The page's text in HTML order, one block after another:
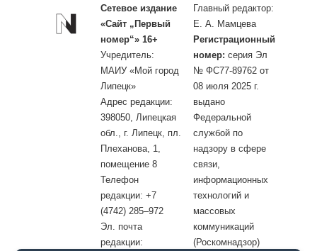
Сетевое издание
«Сайт „Первый
номер“» 16+
Учредитель:
МАИУ «Мой город
Липецк»
Адрес редакции:
398050, Липецкая
обл., г. Липецк, пл.
Плеханова, 1,
помещение 8
Телефон
редакции: +7
(4742) 285–972
Эл. почта
редакции:
Главный редактор:
Е. А. Мамцева
Регистрационный
номер: серия Эл
№ ФС77-89762 от
08 июля 2025 г.
выдано
Федеральной
службой по
надзору в сфере
связи,
информационных
технологий и
массовых
коммуникаций
(Роскомнадзор)